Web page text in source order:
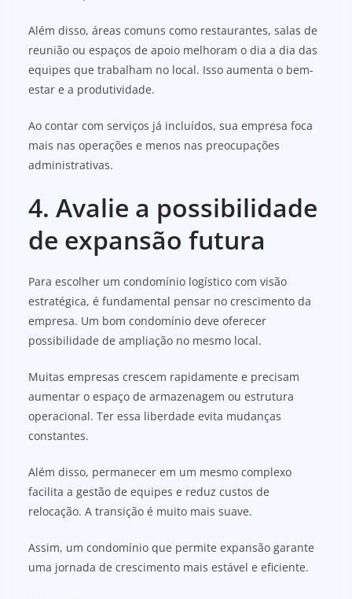
Além disso, áreas comuns como restaurantes, salas de
reunião ou espaços de apoio melhoram o dia a dia das
equipes que trabalham no local. Isso aumenta o bem-
estar e a produtividade.
Ao contar com serviços já incluídos, sua empresa foca
mais nas operações e menos nas preocupações
administrativas.
4. Avalie a possibilidade
de expansão futura
Para escolher um condomínio logístico com visão
estratégica, é fundamental pensar no crescimento da
empresa. Um bom condomínio deve oferecer
possibilidade de ampliação no mesmo local.
Muitas empresas crescem rapidamente e precisam
aumentar o espaço de armazenagem ou estrutura
operacional. Ter essa liberdade evita mudanças
constantes.
Além disso, permanecer em um mesmo complexo
facilita a gestão de equipes e reduz custos de
relocação. A transição é muito mais suave.
Assim, um condomínio que permite expansão garante
uma jornada de crescimento mais estável e eficiente.